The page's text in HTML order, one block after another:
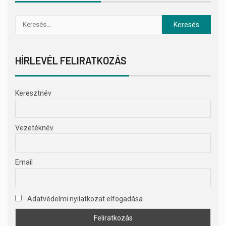
HÍRLEVÉL FELIRATKOZÁS
Keresztnév
Vezetéknév
Email
Adatvédelmi nyilatkozat elfogadása